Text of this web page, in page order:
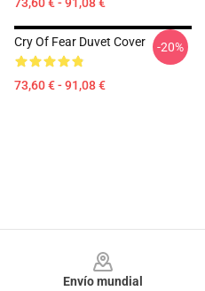
Cry Of Fear Duvet Cover
73,60 € - 91,08 €
-20%
Envío mundial